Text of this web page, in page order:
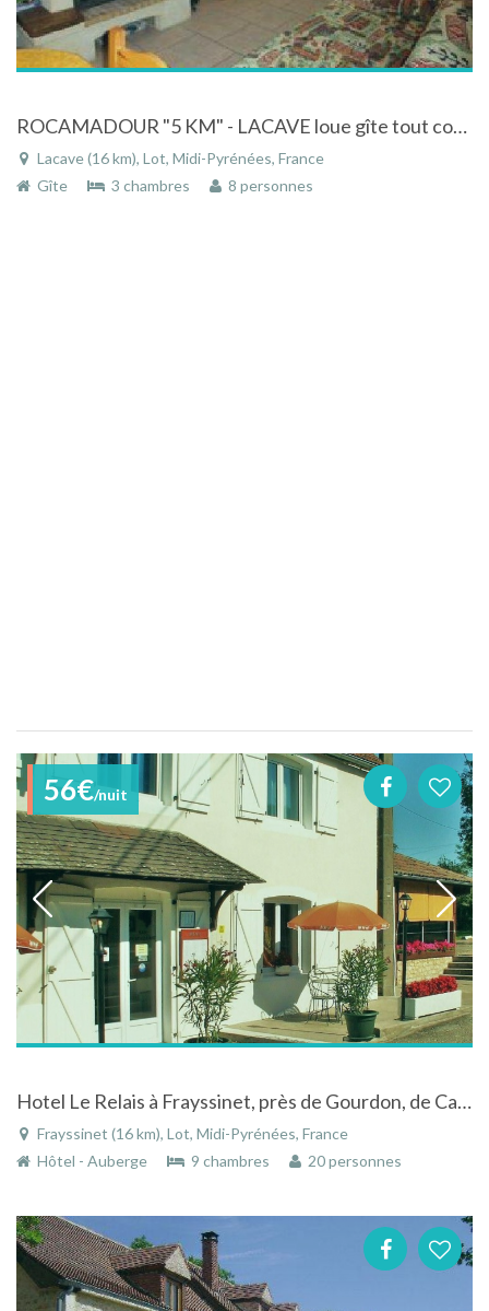
ROCAMADOUR "5 KM" - LACAVE loue gîte tout confort dans parc régional des causses du quercy
Lacave (16 km), Lot, Midi-Pyrénées, France
Gîte
3 chambres 8 personnes
56€/nuit
Hotel Le Relais à Frayssinet, près de Gourdon, de Cahors et de Souillac
Frayssinet (16 km), Lot, Midi-Pyrénées, France
Hôtel - Auberge
9 chambres 20 personnes